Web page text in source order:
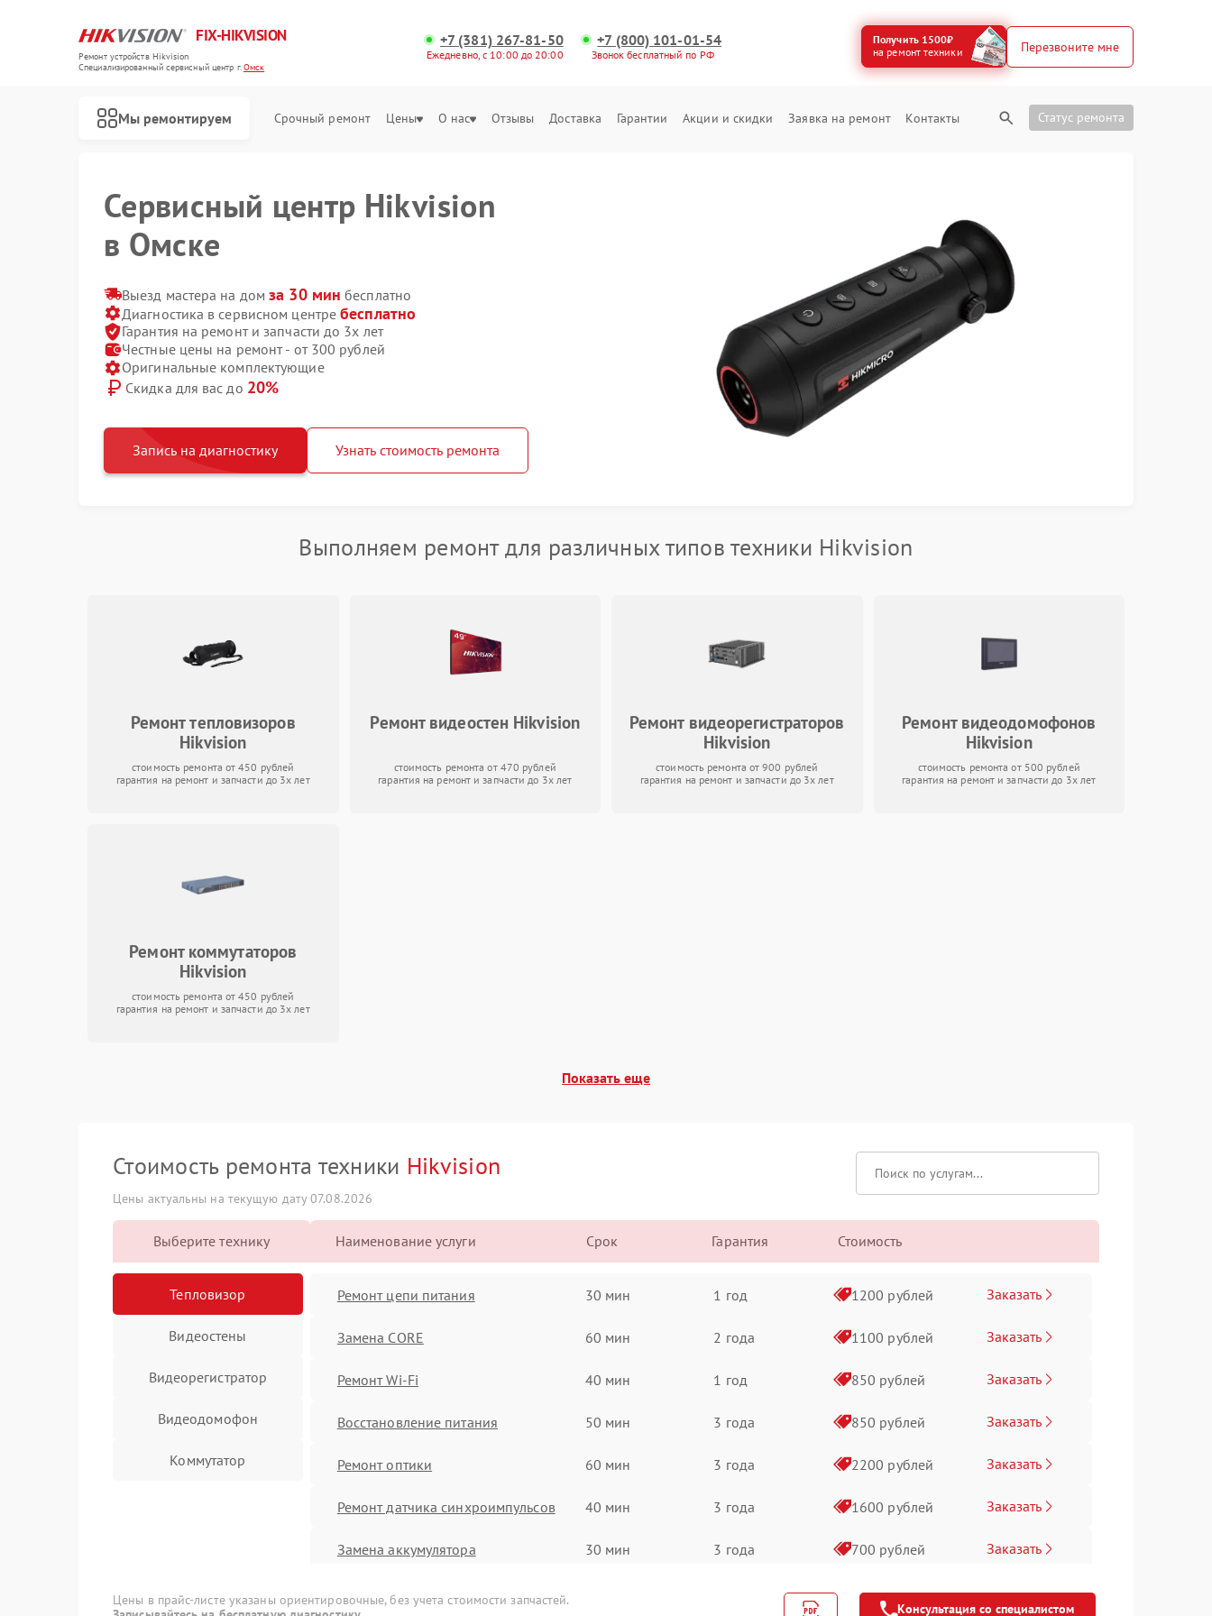
FIX-HIKVISION
Ремонт устройств Hikvision
Специализированный cервисный центр г.Омск
+7 (381) 267-81-50
Ежедневно, с 10:00 до 20:00
+7 (800) 101-01-54
Звонок бесплатный по РФ
Получить 1500₽
на ремонт техники
Перезвоните мне
Мы ремонтируем Срочный ремонт Цены О нас Отзывы Доставка Гарантии Акции и скидки Заявка на ремонт Контакты Статус ремонта
Сервисный центр Hikvision
в Омске
Выезд мастера на домза 30 мин бесплатно
Диагностика в сервисном центребесплатно
Гарантия на ремонт и запчасти до 3х лет
Честные цены на ремонт - от 300 рублей
Оригинальные комплектующие
Скидка для вас до 20%
Запись на диагностику Узнать стоимость ремонта
Выполняем ремонт для различных типов техники Hikvision
Ремонт тепловизоров
Hikvision
стоимость ремонта от 450 рублей
гарантия на ремонт и запчасти до 3х лет
Ремонт видеостен Hikvision
стоимость ремонта от 470 рублей
гарантия на ремонт и запчасти до 3х лет
Ремонт видеорегистраторов
Hikvision
стоимость ремонта от 900 рублей
гарантия на ремонт и запчасти до 3х лет
Ремонт видеодомофонов
Hikvision
стоимость ремонта от 500 рублей
гарантия на ремонт и запчасти до 3х лет
Ремонт коммутаторов
Hikvision
стоимость ремонта от 450 рублей
гарантия на ремонт и запчасти до 3х лет
Показать еще
Стоимость ремонта техники Hikvision
Цены актуальны на текущую дату 07.08.2026
Выберите технику
Тепловизор
Видеостены
Видеорегистратор
Видеодомофон
Коммутатор
Наименование услуги Срок Гарантия Стоимость
Ремонт цепи питания 30 мин 1 год 1200 рублей Заказать
Замена CORE 60 мин 2 года 1100 рублей Заказать
Ремонт Wi-Fi 40 мин 1 год 850 рублей Заказать
Восстановление питания 50 мин 3 года 850 рублей Заказать
Ремонт оптики 60 мин 3 года 2200 рублей Заказать
Ремонт датчика синхроимпульсов 40 мин 3 года 1600 рублей Заказать
Замена аккумулятора 30 мин 3 года 700 рублей Заказать
Калибровка и настройка 900 рублей Заказать
Цены в прайс-листе указаны ориентировочные, без учета стоимости запчастей.
Консультация со специалистом